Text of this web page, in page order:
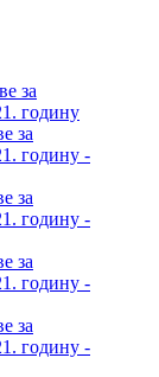
за
годину
за
годину -
за
годину -
за
годину -
за
годину -